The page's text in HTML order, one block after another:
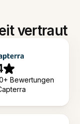
vertraut
Bewertungen